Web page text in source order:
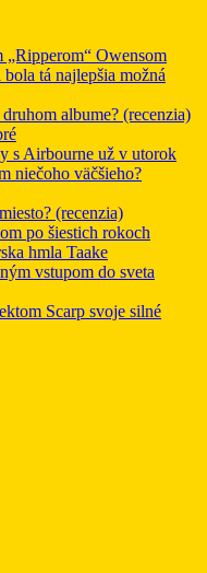
Owensom
tá najlepšia možná
albume? (recenzia)
s Airbourne už v utorok
niečoho väčšieho?
(recenzia)
po šiestich rokoch
hmla Taake
vstupom do sveta
Scarp svoje silné